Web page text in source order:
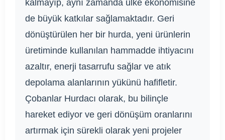
kalmayıp, aynı zamanda ülke ekonomisine
de büyük katkılar sağlamaktadır. Geri
dönüştürülen her bir hurda, yeni ürünlerin
üretiminde kullanılan hammadde ihtiyacını
azaltır, enerji tasarrufu sağlar ve atık
depolama alanlarının yükünü hafifletir.
Çobanlar Hurdacı olarak, bu bilinçle
hareket ediyor ve geri dönüşüm oranlarını
artırmak için sürekli olarak yeni projeler